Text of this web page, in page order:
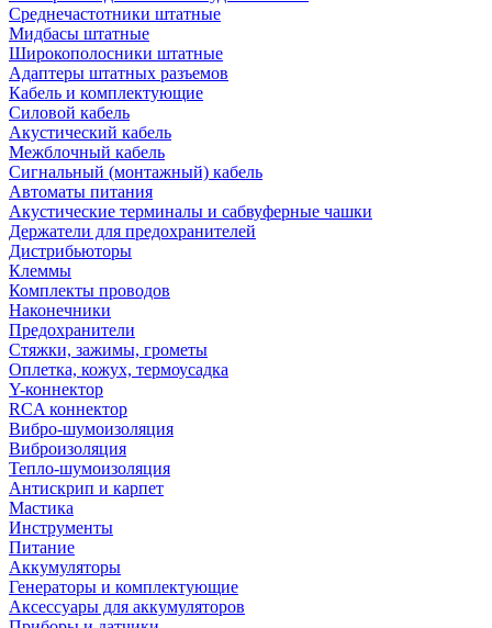
Среднечастотники штатные
Мидбасы штатные
Широкополосники штатные
Адаптеры штатных разъемов
Кабель и комплектующие
Силовой кабель
Акустический кабель
Межблочный кабель
Сигнальный (монтажный) кабель
Автоматы питания
Акустические терминалы и сабвуферные чашки
Держатели для предохранителей
Дистрибьюторы
Клеммы
Комплекты проводов
Наконечники
Предохранители
Стяжки, зажимы, грометы
Оплетка, кожух, термоусадка
Y-коннектор
RCA коннектор
Вибро-шумоизоляция
Виброизоляция
Тепло-шумоизоляция
Антискрип и карпет
Мастика
Инструменты
Питание
Аккумуляторы
Генераторы и комплектующие
Аксессуары для аккумуляторов